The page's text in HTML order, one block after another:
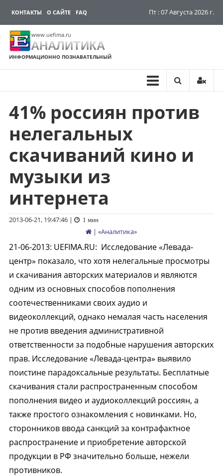
КОНТАКТЫ О САЙТЕ FAQ Пт : 07 Августа 2026 г.
www.uefima.ru
АНАЛИТИКА
ИНФОРМАЦИОННО ПОЗНАВАТЕЛЬНЫЙ
Перейти
содержимому
41% россиян против
нелегальных
скачиваний кино и
музыки из
интернета
2013-06-21, 19:47:46| 1 мин
| «Аналитика»
21-06-2013: UEFIMA.RU: Исследование «Левада-
центр» показало, что хотя нелегальные просмотры
и скачивания авторских материалов и являются
одним из основных способов пополнения
соотечественниками своих аудио и
видеоколлекций, однако немалая часть населения
не против введения административной
ответственности за подобные нарушения авторских
прав. Исследование «Левада-центра» выявило
поистине парадоксальные результаты. Бесплатные
скачивания стали распространенным способом
пополнения видео и аудиоколлекций россиян, а
также простого ознакомления с новинками. Но,
сторонников ввода санкций за контрафактное
распространение и приобретение авторской
продукции в РФ значительно больше, нежели
противников.